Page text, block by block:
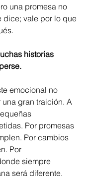
una promesa no
dice; vale por lo que
historias
emocional no
gran traición. A
Por promesas
Por cambios
Por
siempre
será diferente,